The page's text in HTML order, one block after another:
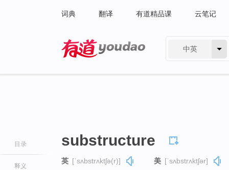
词典 翻译 有道精品课 云笔记
中英
目录
释义
substructure
英 [ˈsʌbstrʌktʃə(r)] 美 [ˈsʌbstrʌktʃər]